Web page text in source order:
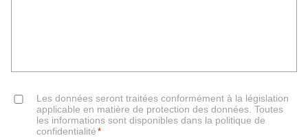
*
Les données seront traitées conformément à la législation
applicable en matière de protection des données. Toutes
les informations sont disponibles dans la politique de
confidentialité *